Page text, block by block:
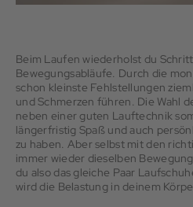
Beim Laufen wiederholst du
Bewegungsabläufe. Durch die
schon kleinste Fehlstellungen
und Schmerzen führen. Die Wahl
neben einer guten Lauftechnik
längerfristig Spaß und auch
zu haben. Aber selbst mit den
immer wieder dieselben
du also das gleiche Paar
wird die Belastung in deinem